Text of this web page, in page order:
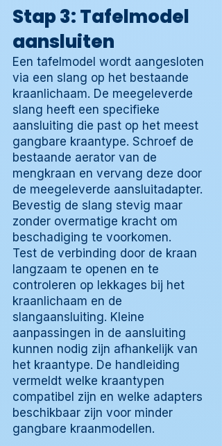
Stap 3: Tafelmodel
aansluiten
Een tafelmodel wordt aangesloten
via een slang op het bestaande
kraanlichaam. De meegeleverde
slang heeft een specifieke
aansluiting die past op het meest
gangbare kraantype. Schroef de
bestaande aerator van de
mengkraan en vervang deze door
de meegeleverde aansluitadapter.
Bevestig de slang stevig maar
zonder overmatige kracht om
beschadiging te voorkomen.
Test de verbinding door de kraan
langzaam te openen en te
controleren op lekkages bij het
kraanlichaam en de
slangaansluiting. Kleine
aanpassingen in de aansluiting
kunnen nodig zijn afhankelijk van
het kraantype. De handleiding
vermeldt welke kraantypen
compatibel zijn en welke adapters
beschikbaar zijn voor minder
gangbare kraanmodellen.